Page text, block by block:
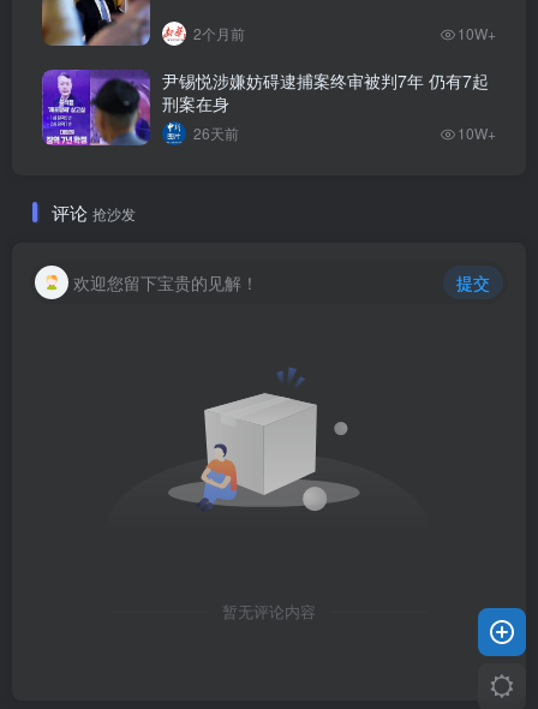
2个月前 10W+
尹锡悦涉嫌妨碍逮捕案终审被判7年 仍有7起
刑案在身
26天前 10W+
评论 抢沙发
欢迎您留下宝贵的见解！ 提交
暂无评论内容